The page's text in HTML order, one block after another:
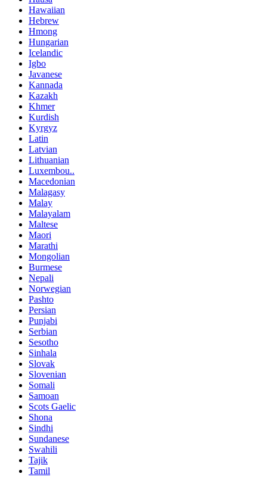
Hawaiian
Hebrew
Hmong
Hungarian
Icelandic
Igbo
Javanese
Kannada
Kazakh
Khmer
Kurdish
Kyrgyz
Latin
Latvian
Lithuanian
Luxembou..
Macedonian
Malagasy
Malay
Malayalam
Maltese
Maori
Marathi
Mongolian
Burmese
Nepali
Norwegian
Pashto
Persian
Punjabi
Serbian
Sesotho
Sinhala
Slovak
Slovenian
Somali
Samoan
Scots Gaelic
Shona
Sindhi
Sundanese
Swahili
Tajik
Tamil